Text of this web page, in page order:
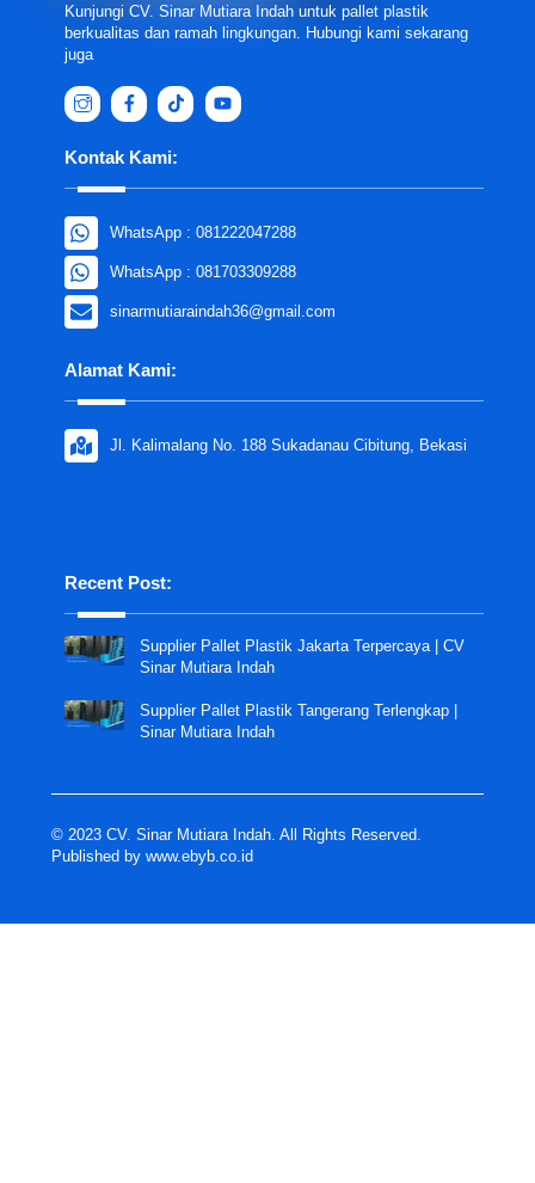
Kunjungi CV. Sinar Mutiara Indah untuk pallet plastik
berkualitas dan ramah lingkungan. Hubungi kami sekarang
juga
Kontak Kami:
WhatsApp : 081222047288
WhatsApp : 081703309288
sinarmutiaraindah36@gmail.com
Alamat Kami:
Jl. Kalimalang No. 188 Sukadanau Cibitung, Bekasi
Recent Post:
Supplier Pallet Plastik Jakarta Terpercaya | CV
Sinar Mutiara Indah
Supplier Pallet Plastik Tangerang Terlengkap |
Sinar Mutiara Indah
© 2023 CV. Sinar Mutiara Indah. All Rights Reserved.
Published by www.ebyb.co.id